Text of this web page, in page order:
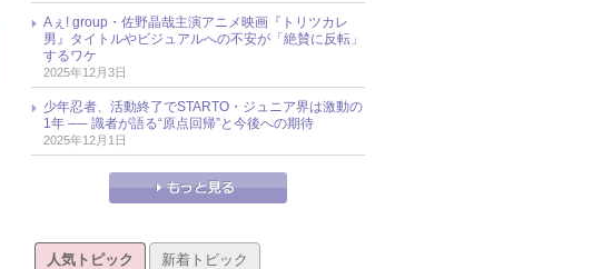
Aぇ! group・佐野晶哉主演アニメ映画『トリツカレ
男』タイトルやビジュアルへの不安が「絶賛に反転」
するワケ
2025年12月3日
少年忍者、活動終了でSTARTO・ジュニア界は激動の
1年 ── 識者が語る“原点回帰”と今後への期待
2025年12月1日
人気トピック 新着トピック